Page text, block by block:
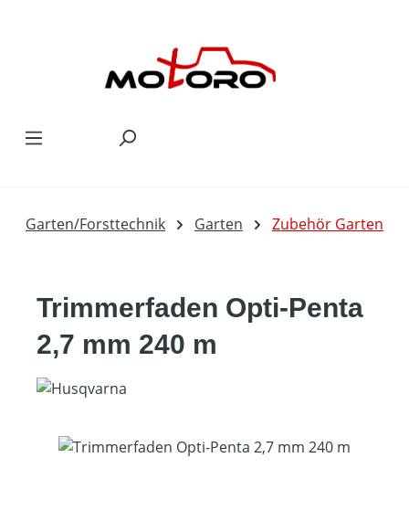
Garten/Forsttechnik Garten Zubehör Garten
Trimmerfaden Opti-Penta
2,7 mm 240 m
Bildergalerie überspringen